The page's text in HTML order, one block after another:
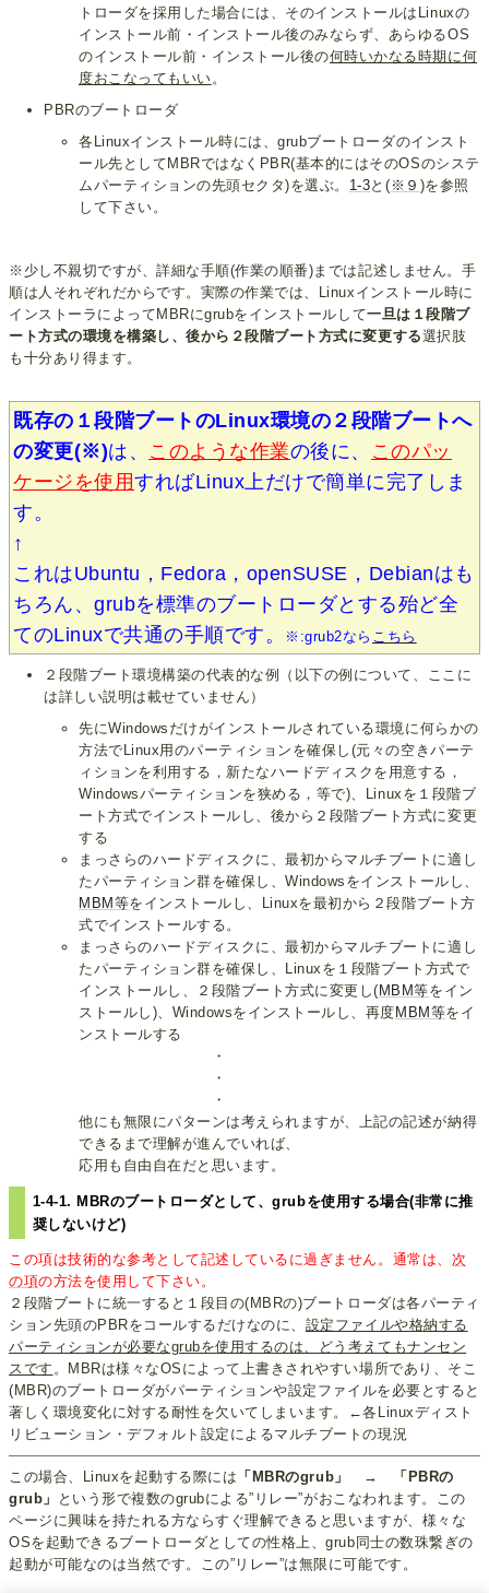
トローダを採用した場合には、そのインストールはLinuxの
インストール前・インストール後のみならず、あらゆるOS
のインストール前・インストール後の何時いかなる時期に何
度おこなってもいい 。
PBRのブートローダ
各Linuxインストール時には、grubブートローダのインスト
ール先としてMBRではなくPBR(基本的にはそのOSのシステ
ムパーティションの先頭セクタ)を選ぶ。 1-3と( ※９ )を参照
して下さい。
※少し不親切ですが、詳細な手順(作業の順番)までは記述しません。手
順は人それぞれだからです。実際の作業では、Linuxインストール時に
インストーラによってMBRにgrubをインストールして一旦は１段階ブ
ート方式の環境を構築し、後から２段階ブート方式に変更する選択肢
も十分あり得ます。
既存の１段階ブートのLinux環境の２段階ブートへ
の変更(※)は、 このような作業の後に、
このパッ
ケージを使用すればLinux上だけで簡単に完了しま
す。
↑
これはUbuntu，Fedora，openSUSE，Debianはも
ちろん、grubを標準のブートローダとする殆ど全
てのLinuxで共通の手順です。
※:grub2なら こちら
２段階ブート環境構築の代表的な例（以下の例について、ここに
は詳しい説明は載せていません）
先にWindowsだけがインストールされている環境に何らかの
方法でLinux用のパーティションを確保し(元々の空きパーテ
ィションを利用する，新たなハードディスクを用意する，
Windowsパーティションを狭める，等で)、Linuxを１段階ブ
ート方式でインストールし、後から２段階ブート方式に変更
する
まっさらのハードディスクに、最初からマルチブートに適し
たパーティション群を確保し、Windowsをインストールし、
MBM等をインストールし、Linuxを最初から２段階ブート方
式でインストールする。
まっさらのハードディスクに、最初からマルチブートに適し
たパーティション群を確保し、Linuxを１段階ブート方式で
インストールし、２段階ブート方式に変更し( MBM等をイン
ストールし)、Windowsをインストールし、再度 MBM等をイ
ンストールする
・
・
・
他にも無限にパターンは考えられますが、上記の記述が納得
できるまで理解が進んでいれば、
応用も自由自在だと思います。
1-4-1. MBRのブートローダとして、grubを使用する場合(非常に推
奨しないけど)
この項は技術的な参考として記述しているに過ぎません。通常は、 次
の項の方法を使用して下さい。
２段階ブートに統一すると１段目の(MBRの)ブートローダは各パーティ
ション先頭のPBRをコールするだけなのに、 設定ファイルや格納する
パーティションが必要なgrubを使用するのは、どう考えてもナンセン
スです 。MBRは様々なOSによって上書きされやすい場所であり、そこ
(MBR)のブートローダがパーティションや設定ファイルを必要とすると
著しく環境変化に対する耐性を欠いてしまいます。←各Linuxディスト
リビューション・デフォルト設定によるマルチブートの現況
この場合、Linuxを起動する際には 「MBRのgrub」 →
「PBRの
grub」
という形で複数のgrubによる”リレー”がおこなわれます。この
ページに興味を持たれる方ならすぐ理解できると思いますが、様々な
OSを起動できるブートローダとしての性格上、grub同士の数珠繋ぎの
起動が可能なのは当然です。この”リレー”は無限に可能です。